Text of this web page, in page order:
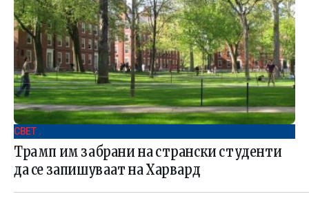
СВЕТ .
Трамп им забрани на странски студенти
да се запишуваат на Харвард